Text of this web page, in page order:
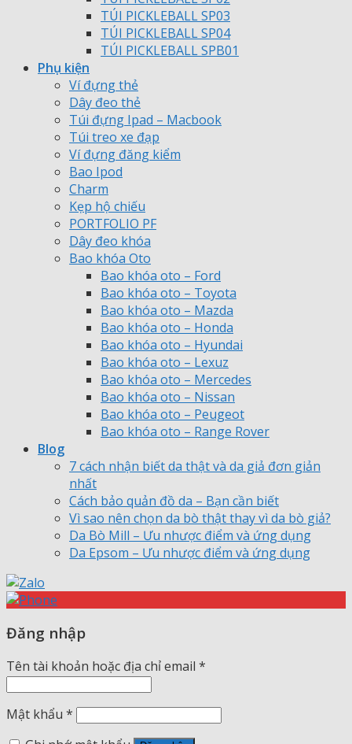
TÚI PICKLEBALL SP03
TÚI PICKLEBALL SP04
TÚI PICKLEBALL SPB01
Phụ kiện
Ví đựng thẻ
Dây đeo thẻ
Túi đựng Ipad – Macbook
Túi treo xe đạp
Ví đựng đăng kiểm
Bao Ipod
Charm
Kẹp hộ chiếu
PORTFOLIO PF
Dây đeo khóa
Bao khóa Oto
Bao khóa oto – Ford
Bao khóa oto – Toyota
Bao khóa oto – Mazda
Bao khóa oto – Honda
Bao khóa oto – Hyundai
Bao khóa oto – Lexuz
Bao khóa oto – Mercedes
Bao khóa oto – Nissan
Bao khóa oto – Peugeot
Bao khóa oto – Range Rover
Blog
7 cách nhận biết da thật và da giả đơn giản
nhất
Cách bảo quản đồ da – Bạn cần biết
Vì sao nên chọn da bò thật thay vì da bò giả?
Da Bò Mill – Ưu nhược điểm và ứng dụng
Da Epsom – Ưu nhược điểm và ứng dụng
Đăng nhập
Tên tài khoản hoặc địa chỉ email *
Mật khẩu *